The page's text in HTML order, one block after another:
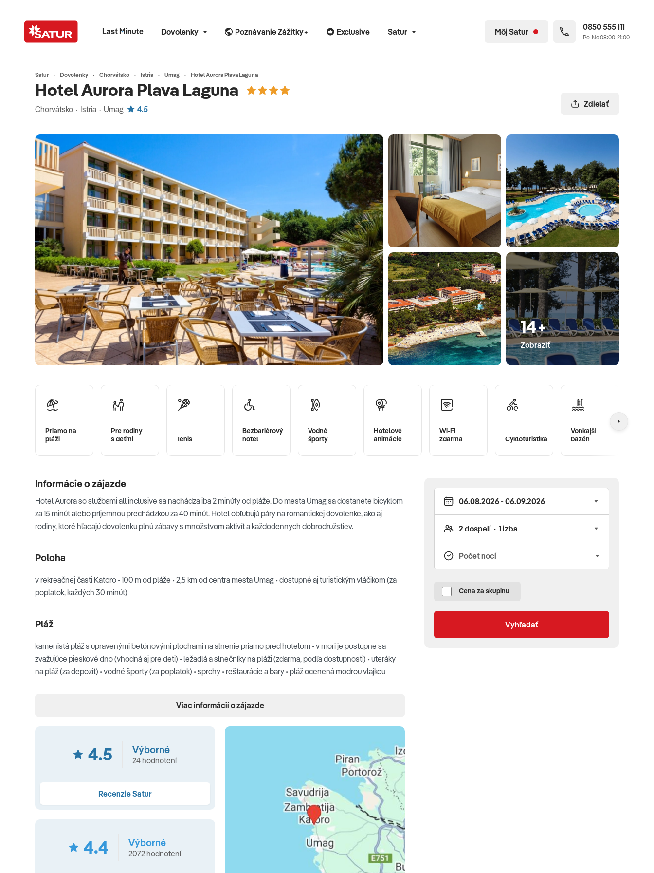
Last Minute Dovolenky Poznávanie Zážitky+ Exclusive Satur Môj Satur 0850 555 111
Po-Ne 08:00-21:00
Satur Dovolenky Chorvátsko Istria Umag Hotel Aurora Plava Laguna
Hotel Aurora Plava Laguna
Chorvátsko · Istria · Umag 4.5
Zdielať
14+
Zobraziť
Priamo na
pláži
Pre rodiny
s deťmi
Tenis
Bezbariérový
hotel
Vodné
športy
Hotelové
animácie
Wi-Fi
zdarma
Cykloturistika
Vonkajší
bazén
Cena za skupinu
Vyhľadať
Informácie o zájazde
Hotel Aurora so službami all inclusive sa nachádza iba 2 minúty od pláže. Do mesta Umag sa dostanete bicyklom
za 15 minút alebo príjemnou prechádzkou za 40 minút. Hotel obľubujú páry na romantickej dovolenke, ako aj
rodiny, ktoré hľadajú dovolenku plnú zábavy s množstvom aktivít a každodenných dobrodružstiev.
Poloha
v rekreačnej časti Katoro • 100 m od pláže • 2,5 km od centra mesta Umag • dostupné aj turistickým vláčikom (za
poplatok, každých 30 minút)
Pláž
kamenistá pláž s upravenými betónovými plochami na slnenie priamo pred hotelom • v mori je postupne sa
zvažujúce pieskové dno (vhodná aj pre deti) • ležadlá a slnečníky na pláži (zdarma, podľa dostupnosti) • uteráky
na pláž (za depozit) • vodné športy (za poplatok) • sprchy • reštaurácie a bary • pláž ocenená modrou vlajkou
klimatizácia • kúpeľňa so sprchou/vaňou • sušič na vlasy • SAT TV • trezor • telefón • Wi-Fi (zdarma) • balkón • izby
TYPY IZIEB:
(17 m2, jedno lôžko/dve lôžka, bez balkóna, orientácia do okolia)
Dvojlôžková izba classic(19 m2, dve lôžka, balkón, orientácia do okolia) •
Dvojlôžková izba premium s
možnosťou prístelky(26 m2, dve lôžka + prístelka /rozkladacie kreslo/ balkón, morská strana) •Dvojlôžková
(26 m2, dve lôžka + prístelka /rozkladacie kreslo/ balkón, orientácia do
Viac informácií o zájazde
4.5 Výborné
24 hodnotení
Recenzie Satur
4.4 Výborné
2072 hodnotení